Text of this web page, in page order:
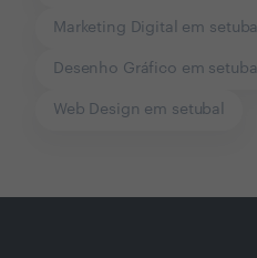
Marketing Digital em setubal
Desenho Gráfico em setubal
Web Design em setubal